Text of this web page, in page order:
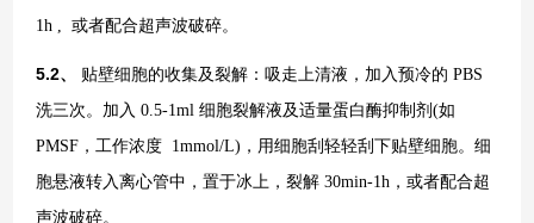
1h , 或者配合超声波破碎。
5.2、 贴壁细胞的收集及裂解：吸走上清液，加入预冷的 PBS
洗三次。加入 0.5-1ml 细胞裂解液及适量蛋白酶抑制剂(如
PMSF，工作浓度 1mmol/L)，用细胞刮轻轻刮下贴壁细胞。细
胞悬液转入离心管中，置于冰上，裂解 30min-1h，或者配合超
声波破碎。